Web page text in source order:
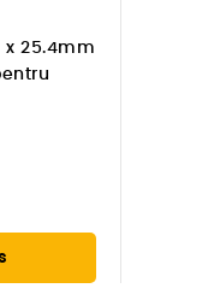
x 25.4mm